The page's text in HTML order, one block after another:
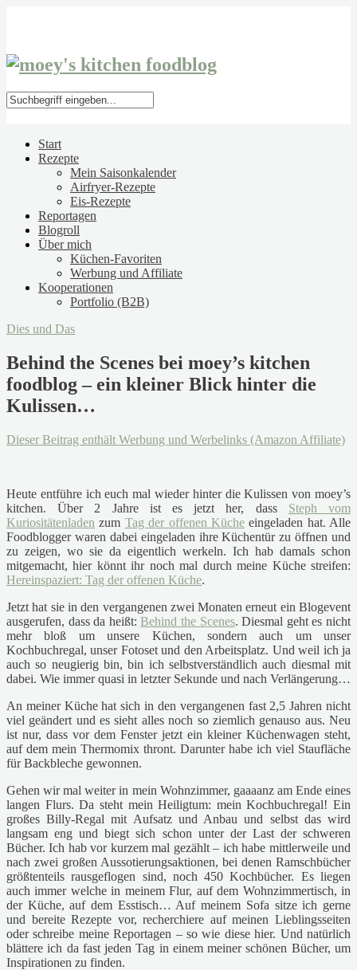
Start
Rezepte
Mein Saisonkalender
Airfryer-Rezepte
Eis-Rezepte
Reportagen
Blogroll
Über mich
Küchen-Favoriten
Werbung und Affiliate
Kooperationen
Portfolio (B2B)
Dies und Das
Behind the Scenes bei moey’s kitchen
foodblog – ein kleiner Blick hinter die
Kulissen…
Dieser Beitrag enthält Werbung und Werbelinks (Amazon Affiliate)
Heute entführe ich euch mal wieder hinter die Kulissen von moey’s
kitchen. Über 2 Jahre ist es jetzt her, dass Steph vom
Kuriositätenladen zum Tag der offenen Kücheeingeladen hat. Alle
Foodblogger waren dabei eingeladen ihre Küchentür zu öffnen und
zu zeigen, wo sie da eigentlich werkeln. Ich hab damals schon
mitgemacht, hier könnt ihr noch mal durch meine Küche streifen:
Hereinspaziert: Tag der offenen Küche.
Jetzt hat sie in den vergangenen zwei Monaten erneut ein Blogevent
ausgerufen, dass da heißt:Behind the Scenes. Diesmal geht es nicht
mehr bloß um unsere Küchen, sondern auch um unser
Kochbuchregal, unser Fotoset und den Arbeitsplatz. Und weil ich ja
auch so neugierig bin, bin ich selbstverständlich auch diesmal mit
dabei. Wie immer quasi in letzter Sekunde und nach Verlängerung…
An meiner Küche hat sich in den vergangenen fast 2,5 Jahren nicht
viel geändert und es sieht alles noch so ziemlich genauso aus. Neu
ist nur, dass vor dem Fenster jetzt ein kleiner Küchenwagen steht,
auf dem mein Thermomix thront. Darunter habe ich viel Staufläche
für Backbleche gewonnen.
Gehen wir mal weiter in mein Wohnzimmer, gaaaanz am Ende eines
langen Flurs. Da steht mein Heiligtum: mein Kochbuchregal! Ein
großes Billy-Regal mit Aufsatz und Anbau und selbst das wird
langsam eng und biegt sich schon unter der Last der schweren
Bücher. Ich hab vor kurzem mal gezählt – ich habe mittlerweile und
nach zwei großen Aussotierungsaktionen, bei denen Ramschbücher
größtenteils rausgeflogen sind, noch 450 Kochbücher. Es liegen
auch immer welche in meinem Flur, auf dem Wohnzimmertisch, in
der Küche, auf dem Esstisch… Auf meinem Sofa sitze ich gerne
und bereite Rezepte vor, recherchiere auf meinen Lieblingsseiten
oder schreibe meine Reportagen – so wie diese hier. Und natürlich
blättere ich da fast jeden Tag in einem meiner schönen Bücher, um
Inspirationen zu finden.